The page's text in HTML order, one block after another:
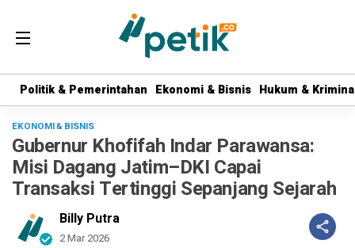
Politik & Pemerintahan Ekonomi & Bisnis Hukum &
Politik & Pemerintahan Ekonomi & Bisnis Hukum &
EKONOMI & BISNIS
Gubernur Khofifah Indar Parawansa:
Misi Dagang Jatim–DKI Capai
Transaksi Tertinggi Sepanjang Sejarah
Billy Putra
2 Mar 2026